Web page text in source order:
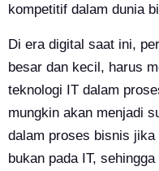
kompetitif dalam dunia
Di era digital saat ini,
besar dan kecil, harus
teknologi IT dalam
mungkin akan menjadi
dalam proses bisnis jika
bukan pada IT,